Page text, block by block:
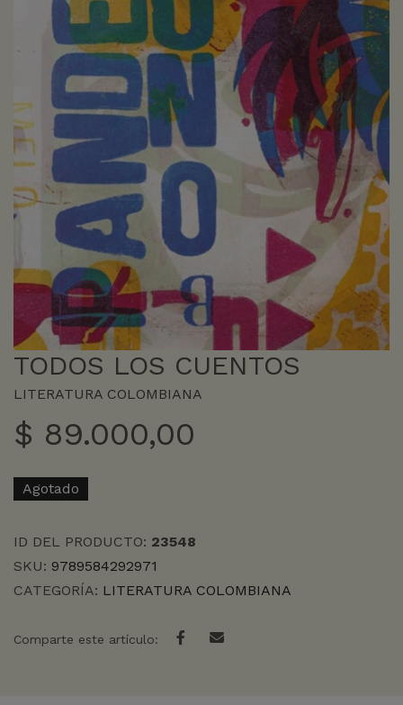
TODOS LOS CUENTOS
LITERATURA COLOMBIANA
$ 89.000,00
Agotado
ID DEL PRODUCTO: 23548
SKU: 9789584292971
CATEGORÍA: LITERATURA COLOMBIANA
Comparte este artículo: